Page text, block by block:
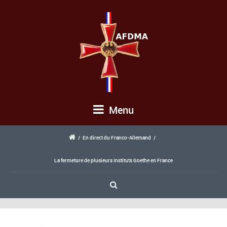
Menu
/ En direct du Franco-Allemand /
La fermeture de plusieurs Instituts Goethe en France